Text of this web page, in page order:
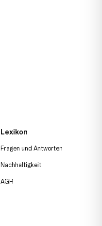
Lexikon
Fragen und Antworten
Nachhaltigkeit
AGR